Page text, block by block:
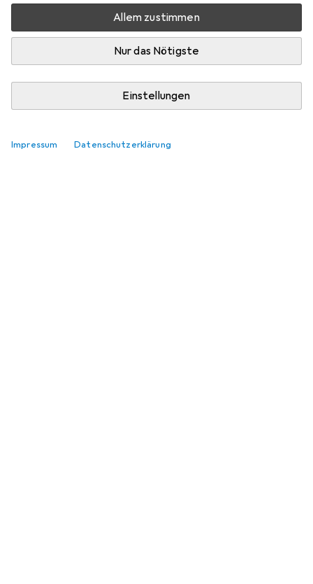
Allem zustimmen
Nur das Nötigste
Einstellungen
Impressum Datenschutzerklärung
Keine Produkte gefunden